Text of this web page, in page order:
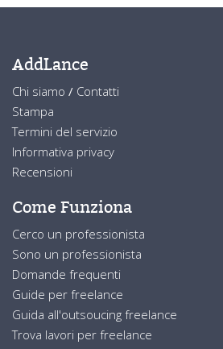
AddLance
Chi siamo / Contatti
Stampa
Termini del servizio
Informativa privacy
Recensioni
Come Funziona
Cerco un professionista
Sono un professionista
Domande frequenti
Guide per freelance
Guida all'outsoucing freelance
Trova lavori per freelance